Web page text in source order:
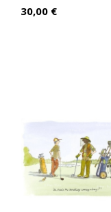
Prix
30,00 €